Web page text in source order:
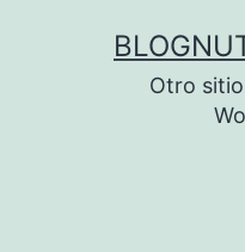
Otro